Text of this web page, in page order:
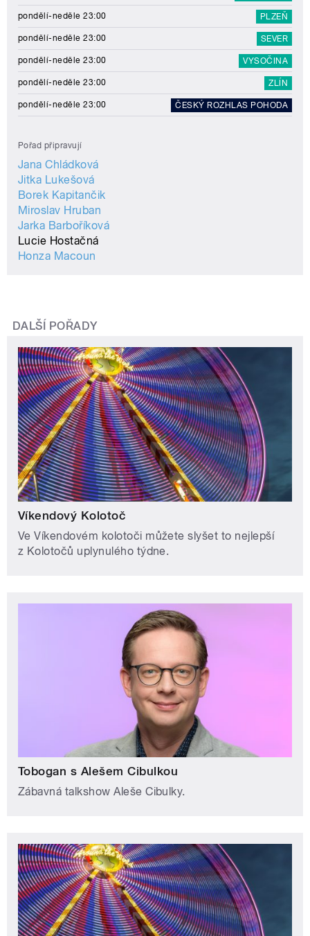
pondělí-neděle 23:00 PLZEŇ
pondělí-neděle 23:00 SEVER
pondělí-neděle 23:00 VYSOČINA
pondělí-neděle 23:00 ZLÍN
pondělí-neděle 23:00 ČESKÝ ROZHLAS POHODA
Pořad připravují
Jana Chládková
Jitka Lukešová
Borek Kapitančik
Miroslav Hruban
Jarka Barboříková
Lucie Hostačná
Honza Macoun
DALŠÍ POŘADY
Víkendový Kolotoč
Ve Víkendovém kolotoči můžete slyšet to nejlepší
z Kolotočů uplynulého týdne.
Tobogan s Alešem Cibulkou
Zábavná talkshow Aleše Cibulky.